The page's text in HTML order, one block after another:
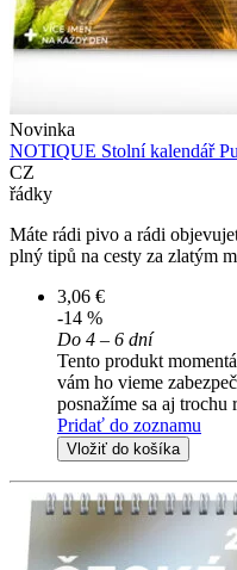
Novinka
NOTIQUE Stolní kalendář
CZ
řádky
Máte rádi pivo a rádi
plný tipů na cesty za zlatým
3,06 €
-14 %
Do 4 – 6 dní
Tento produkt
vám ho vieme
posnažíme sa aj trochu
Pridať do zoznamu
Vložiť do košíka